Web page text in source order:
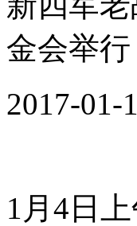
金会举行
2017-
1月4日